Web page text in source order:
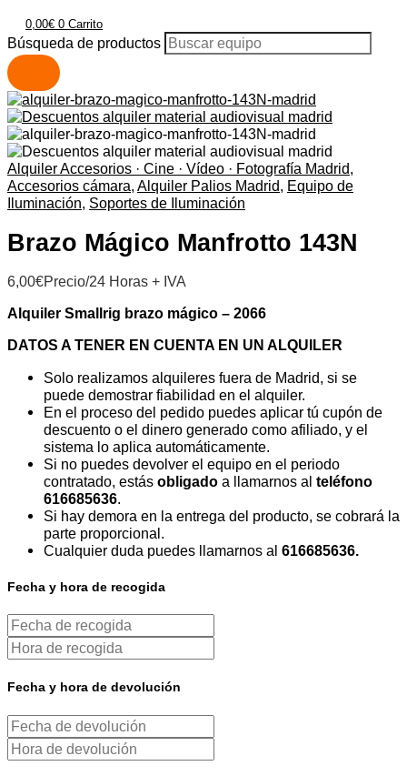
0,00€ 0 Carrito
Búsqueda de productos
Alquiler Accesorios · Cine · Vídeo · Fotografía Madrid,
Accesorios cámara, Alquiler Palios Madrid, Equipo de
Iluminación, Soportes de Iluminación
Brazo Mágico Manfrotto 143N
6,00€Precio/24 Horas + IVA
Alquiler Smallrig brazo mágico – 2066
DATOS A TENER EN CUENTA EN UN ALQUILER
Solo realizamos alquileres fuera de Madrid, si se
puede demostrar fiabilidad en el alquiler.
En el proceso del pedido puedes aplicar tú cupón de
descuento o el dinero generado como afiliado, y el
sistema lo aplica automáticamente.
Si no puedes devolver el equipo en el periodo
contratado, estás obligado a llamarnos al teléfono
616685636.
Si hay demora en la entrega del producto, se cobrará la
parte proporcional.
Cualquier duda puedes llamarnos al 616685636.
Fecha y hora de recogida
Fecha y hora de devolución